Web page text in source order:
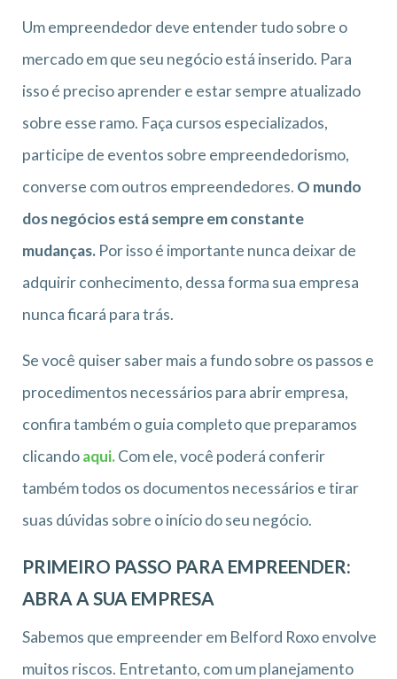
Um empreendedor deve entender tudo sobre o
mercado em que seu negócio está inserido. Para
isso é preciso aprender e estar sempre atualizado
sobre esse ramo. Faça cursos especializados,
participe de eventos sobre empreendedorismo,
converse com outros empreendedores. O mundo
dos negócios está sempre em constante
mudanças. Por isso é importante nunca deixar de
adquirir conhecimento, dessa forma sua empresa
nunca ficará para trás.
Se você quiser saber mais a fundo sobre os passos e
procedimentos necessários para abrir empresa,
confira também o guia completo que preparamos
clicandoaqui.Com ele, você poderá conferir
também todos os documentos necessários e tirar
suas dúvidas sobre o início do seu negócio.
PRIMEIRO PASSO PARA EMPREENDER:
ABRA A SUA EMPRESA
Sabemos que empreender em Belford Roxo envolve
muitos riscos. Entretanto, com um planejamento